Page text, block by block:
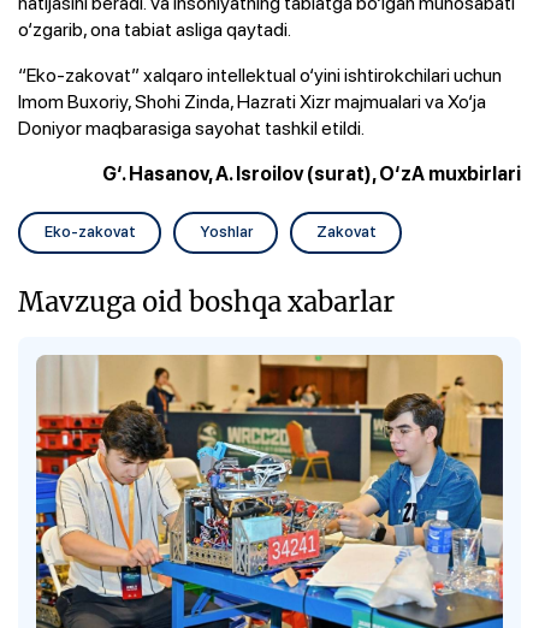
o‘zgarib, ona tabiat asliga qaytadi.
“Eko-zakovat” xalqaro intellektual o‘yini ishtirokchilari uchun
Imom Buxoriy, Shohi Zinda, Hazrati Xizr majmualari va Xo‘ja
Doniyor maqbarasiga sayohat tashkil etildi.
G‘. Hasanov, A. Isroilov (surat), O‘zA muxbirlari
Eko-zakovat Yoshlar Zakovat
Mavzuga oid boshqa xabarlar